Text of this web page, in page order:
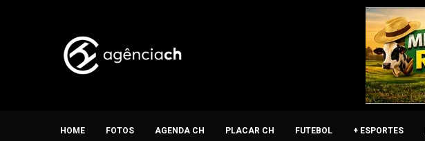
HOME FOTOS AGENDA CH PLACAR CH FUTEBOL + ESPORTES